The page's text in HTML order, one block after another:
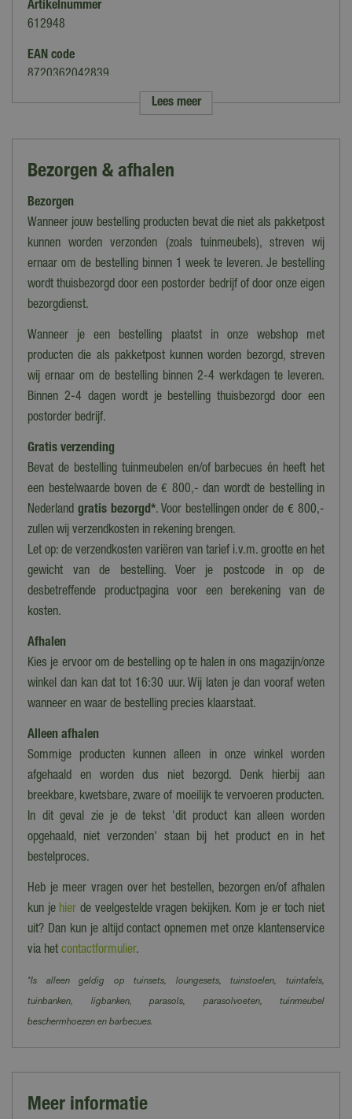
Artikelnummer
612948
EAN code
8720362042839
Merk
Figuren
Thema
Efteling
Bewegend
Geluid
Ja
Hoogte
11 cm
Diameter
6,5 cm
Voeding
Batterijen
Introductiejaar
2021
Lees meer
Bezorgen & afhalen
Bezorgen
Wanneer jouw bestelling producten bevat die niet als pakketpost
kunnen worden verzonden (zoals tuinmeubels), streven wij
ernaar om de bestelling binnen 1 week te leveren. Je bestelling
wordt thuisbezorgd door een postorder bedrijf of door onze eigen
bezorgdienst.
Wanneer je een bestelling plaatst in onze webshop met
producten die als pakketpost kunnen worden bezorgd, streven
wij ernaar om de bestelling binnen 2-4 werkdagen te leveren.
Binnen 2-4 dagen wordt je bestelling thuisbezorgd door een
postorder bedrijf.
Gratis verzending
Bevat de bestelling tuinmeubelen en/of barbecues én heeft het
een bestelwaarde boven de € 800,- dan wordt de bestelling in
Nederland gratis bezorgd*. Voor bestellingen onder de € 800,-
zullen wij verzendkosten in rekening brengen.
Let op: de verzendkosten variëren van tarief i.v.m. grootte en het
gewicht van de bestelling. Voer je postcode in op de
desbetreffende productpagina voor een berekening van de
kosten.
Afhalen
Kies je ervoor om de bestelling op te halen in ons magazijn/onze
winkel dan kan dat tot 16:30 uur. Wij laten je dan vooraf weten
wanneer en waar de bestelling precies klaarstaat.
Alleen afhalen
Sommige producten kunnen alleen in onze winkel worden
afgehaald en worden dus niet bezorgd. Denk hierbij aan
breekbare, kwetsbare, zware of moeilijk te vervoeren producten.
In dit geval zie je de tekst 'dit product kan alleen worden
opgehaald, niet verzonden' staan bij het product en in het
bestelproces.
Heb je meer vragen over het bestellen, bezorgen en/of afhalen
kun je hier de veelgestelde vragen bekijken. Kom je er toch niet
uit? Dan kun je altijd contact opnemen met onze klantenservice
via het contactformulier.
*Is alleen geldig op tuinsets, loungesets, tuinstoelen, tuintafels,
tuinbanken, ligbanken, parasols, parasolvoeten, tuinmeubel
beschermhoezen en barbecues.
Meer informatie